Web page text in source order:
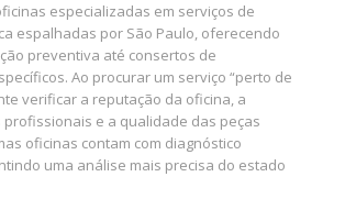
especializadas em serviços de
espalhadas por São Paulo, oferecendo
preventiva até consertos de
Ao procurar um serviço “perto de
verificar a reputação da oficina, a
e a qualidade das peças
oficinas contam com diagnóstico
uma análise mais precisa do estado